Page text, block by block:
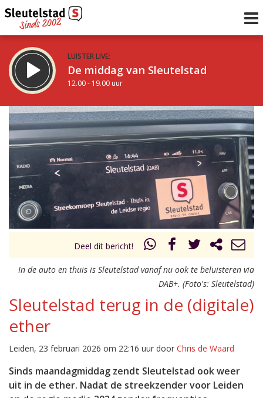
LUISTER LIVE:
De middag van Sleutelstad
12.00 - 19.00 uur
STRAKS:
De avond van Sleutelstad
19.00 - 22.00 uur
Vorig uur
uur 1 van 0 Volgend uur
Deel dit bericht!
In de auto en thuis is Sleutelstad vanaf nu ook te beluisteren via
DAB+. (Foto's: Sleutelstad)
Sleutelstad terug in de (digitale)
ether
Leiden, 23 februari 2026 om 22:16 uur door Chris de Waard
Sinds maandagmiddag zendt Sleutelstad ook weer
uit in de ether. Nadat de streekzender voor Leiden